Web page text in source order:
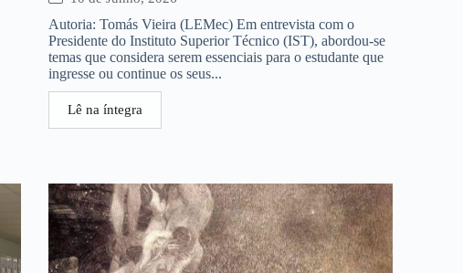
Autoria: Tomás Vieira (LEMec) Em entrevista com o
Presidente do Instituto Superior Técnico (IST), abordou-se
temas que considera serem essenciais para o estudante que
ingresse ou continue os seus...
Lê na íntegra